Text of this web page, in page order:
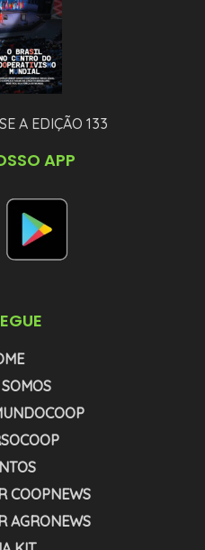
A EDIÇÃO 133
APP
COOPNEWS
AGRONEWS